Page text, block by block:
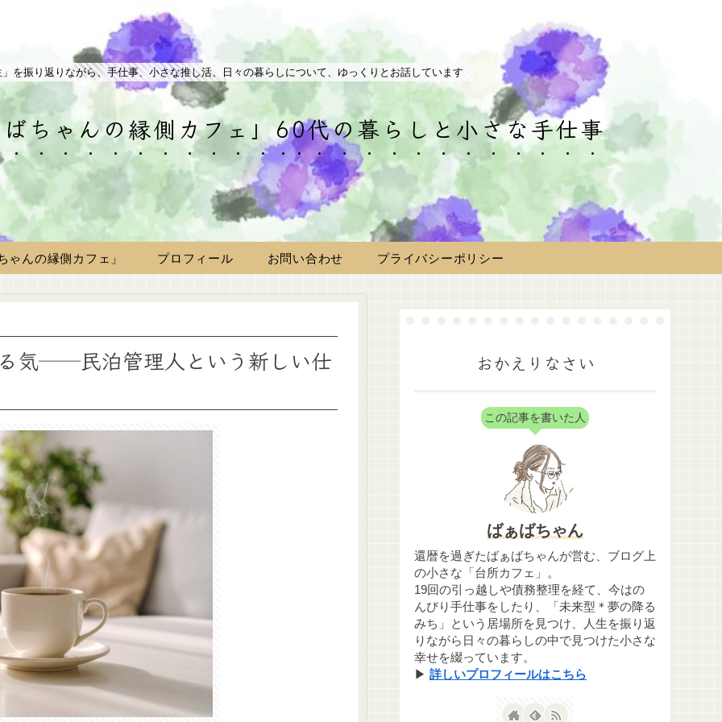
を振り返りながら、手仕事、小さな推し活、日々の暮らしについて、ゆっくりとお話しています
ちゃんの縁側カフェ」60代の暮らしと小さな手仕事
ゃんの縁側カフェ」 プロフィール お問い合わせ プライバシーポリシー
気──民泊管理人という新しい仕 おかえりなさい
この記事を書いた人
ばぁばちゃん
還暦を過ぎたばぁばちゃんが営む、ブログ上
の小さな「台所カフェ」。
19回の引っ越しや債務整理を経て、今はの
んびり手仕事をしたり、「未来型＊夢の降る
みち」という居場所を見つけ、人生を振り返
りながら日々の暮らしの中で見つけた小さな
幸せを綴っています。
▶ 詳しいプロフィールはこちら